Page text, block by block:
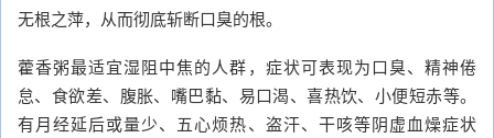
无根之萍，从而彻底斩断口臭的根。
藿香粥最适宜湿阻中焦的人群，症状可表现为口臭、精神倦
怠、食欲差、腹胀、嘴巴黏、易口渴、喜热饮、小便短赤等。
有月经延后或量少、五心烦热、盗汗、干咳等阴虚血燥症状